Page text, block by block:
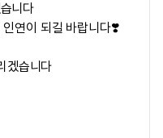
니다
연이 되길 바랍니다❣️
겠습니다